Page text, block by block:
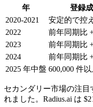
年 登録
2020-2021
安定的で控
2022
前年同期比
2023
前年同期比
2024
前年同期比
2025 年中盤 600,000 件
セカンダリー市場の注目
れました。Radius.ai は